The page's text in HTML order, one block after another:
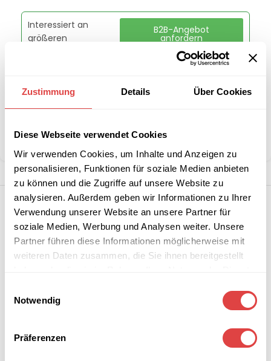
Zustimmung Details Über Cookies
Diese Webseite verwendet Cookies
Wir verwenden Cookies, um Inhalte und Anzeigen zu
personalisieren, Funktionen für soziale Medien anbieten
zu können und die Zugriffe auf unsere Website zu
analysieren. Außerdem geben wir Informationen zu Ihrer
Verwendung unserer Website an unsere Partner für
soziale Medien, Werbung und Analysen weiter. Unsere
Partner führen diese Informationen möglicherweise mit
weiteren Daten zusammen, die Sie ihnen bereitgestellt
Notwendig
Präferenzen
Interessiert an
größeren
B2B-Angebot
anfordern
Artikelnummer:
Kategorie: Tischtuchrollen